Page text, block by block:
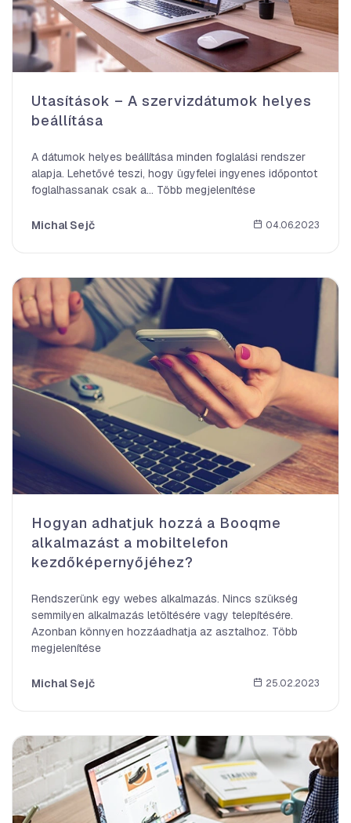
Utasítások – A szervizdátumok helyes
beállítása
A dátumok helyes beállítása minden foglalási rendszer
alapja. Lehetővé teszi, hogy ügyfelei ingyenes időpontot
foglalhassanak csak a... Több megjelenítése
Michal Sejč 04.06.2023
Hogyan adhatjuk hozzá a Booqme
alkalmazást a mobiltelefon
kezdőképernyőjéhez?
Rendszerünk egy webes alkalmazás. Nincs szükség
semmilyen alkalmazás letöltésére vagy telepítésére.
Azonban könnyen hozzáadhatja az asztalhoz. Több
megjelenítése
Michal Sejč 25.02.2023